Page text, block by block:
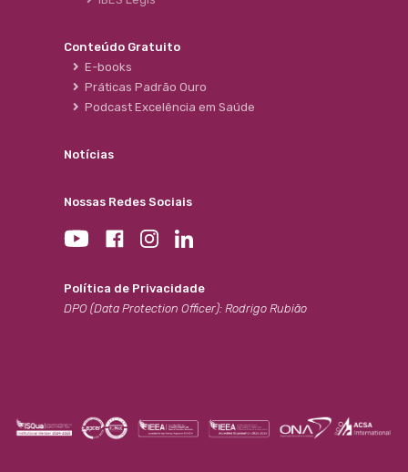
Conteúdo Gratuito
E-books
Práticas Padrão Ouro
Podcast Excelência em Saúde
Notícias
Nossas Redes Sociais
Política de Privacidade
DPO (Data Protection Officer): Rodrigo Rubião